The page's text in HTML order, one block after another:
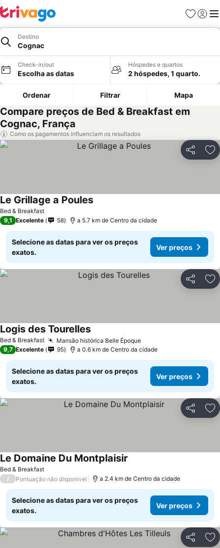
Favoritos
Iniciar
Destino
Cognac
Check-in/out
Escolha as datas
Hóspedes e quartos
2 hóspedes, 1 quarto.
Ordenar Filtrar Mapa
Compare preços de Bed & Breakfast em
Cognac, França
Como os pagamentos influenciam os resultados
Partilhar
Bed & Breakfast
Le Grillage a Poules
9,1 Excelente 58 a 5.7 km de Centro da cidade
Selecione as datas para ver os preços
exatos.
Ver preços
Partilhar
Bed & Breakfast Mansão histórica Belle Époque
Logis des Tourelles
9,7 Excelente 95 a 0.6 km de Centro da cidade
Selecione as datas para ver os preços
exatos.
Ver preços
Partilhar
Bed & Breakfast
Le Domaine Du Montplaisir
/ Pontuação não disponível a 2.4 km de Centro da cidade
Selecione as datas para ver os preços
exatos.
Ver preços
Partilhar